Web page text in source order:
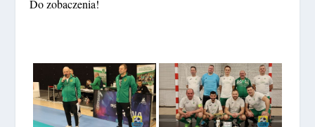
Do zobaczenia!